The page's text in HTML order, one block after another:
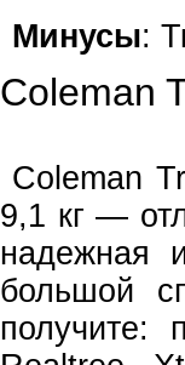
Минусы:
Coleman
Coleman
9,1 кг —
надежная
большой
получите: